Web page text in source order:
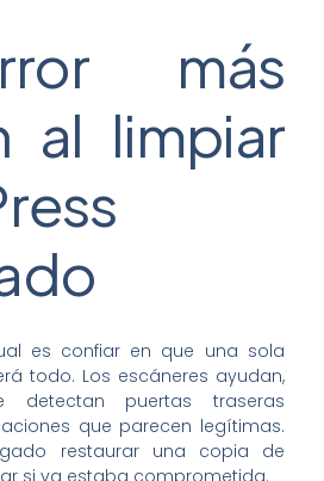
más
al limpiar
es confiar en que una sola
todo. Los escáneres ayudan,
detectan puertas traseras
que parecen legítimas.
restaurar una copia de
si ya estaba comprometida.